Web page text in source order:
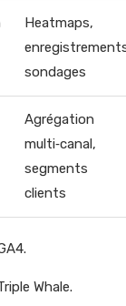
Heatmaps,
sondages
Agrégation
multi‑canal,
segments
clients
Whale.